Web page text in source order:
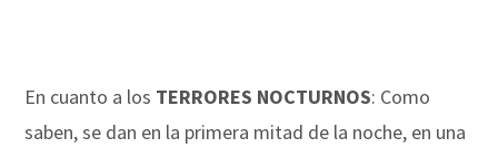
En cuanto a los TERRORES NOCTURNOS: Como
saben, se dan en la primera mitad de la noche, en una